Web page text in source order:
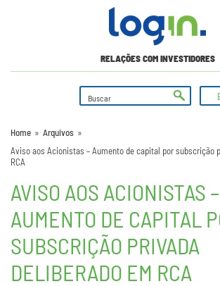
RELAÇÕES COM INVESTIDORES
Home » Arquivos »
Aviso aos Acionistas – Aumento de capital por subscrição
RCA
AVISO AOS ACIONISTAS –
AUMENTO DE CAPITAL
SUBSCRIÇÃO PRIVADA
DELIBERADO EM RCA